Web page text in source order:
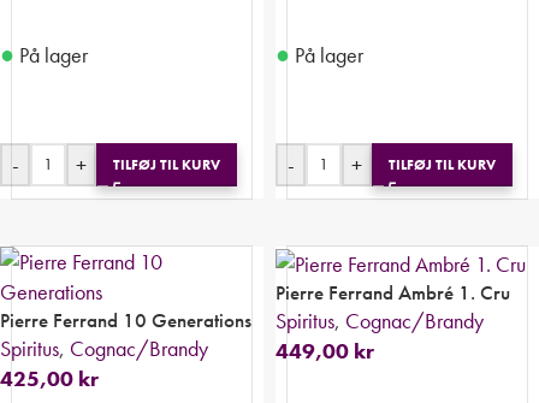
● På lager
- + TILFØJ TIL KURV
● På lager
- + TILFØJ TIL KURV
Pierre Ferrand 10 Generations
Spiritus, Cognac/Brandy
425,00 kr
Pierre Ferrand Ambré 1. Cru
Spiritus, Cognac/Brandy
449,00 kr